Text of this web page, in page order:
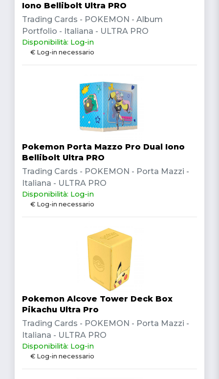
Iono Bellibolt Ultra PRO
Trading Cards - POKEMON - Album
Portfolio - Italiana - ULTRA PRO
Disponibilità: Log-in
€ Log-in necessario
Pokemon Porta Mazzo Pro Dual Iono
Bellibolt Ultra PRO
Trading Cards - POKEMON - Porta Mazzi -
Italiana - ULTRA PRO
Disponibilità: Log-in
€ Log-in necessario
Pokemon Alcove Tower Deck Box
Pikachu Ultra Pro
Trading Cards - POKEMON - Porta Mazzi -
Italiana - ULTRA PRO
Disponibilità: Log-in
€ Log-in necessario